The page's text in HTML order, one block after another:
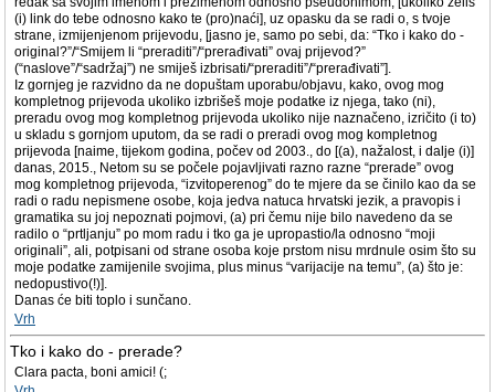
(i) link do tebe odnosno kako te (pro)naći], uz opasku da se radi o, s tvoje
strane, izmijenjenom prijevodu, [jasno je, samo po sebi, da: “Tko i kako do -
original?”/“Smijem li “preraditi”/“prerađivati” ovaj prijevod?”
(“naslove”/“sadržaj”) ne smiješ izbrisati/“preraditi”/“prerađivati”].
Iz gornjeg je razvidno da ne dopuštam uporabu/objavu, kako, ovog mog
kompletnog prijevoda ukoliko izbrišeš moje podatke iz njega, tako (ni),
preradu ovog mog kompletnog prijevoda ukoliko nije naznačeno, izričito (i to)
u skladu s gornjom uputom, da se radi o preradi ovog mog kompletnog
prijevoda [naime, tijekom godina, počev od 2003., do [(a), nažalost, i dalje (i)]
danas, 2015., Netom su se počele pojavljivati razno razne “prerade” ovog
mog kompletnog prijevoda, “izvitoperenog” do te mjere da se činilo kao da se
radi o radu nepismene osobe, koja jedva natuca hrvatski jezik, a pravopis i
gramatika su joj nepoznati pojmovi, (a) pri čemu nije bilo navedeno da se
radilo o “prtljanju” po mom radu i tko ga je upropastio/la odnosno “moji
originali”, ali, potpisani od strane osoba koje prstom nisu mrdnule osim što su
moje podatke zamijenile svojima, plus minus “varijacije na temu”, (a) što je:
nedopustivo(!)].
Danas će biti toplo i sunčano.
Vrh
Tko i kako do - prerade?
Clara pacta, boni amici! (;